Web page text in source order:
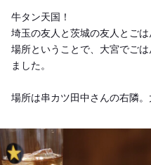
牛タン天国！
埼玉の友人と茨城の友人とご
場所ということで、大宮でご
ました。
場所は串カツ田中さんの右隣。